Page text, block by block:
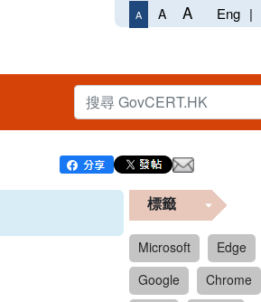
A A A Eng |
標籤
Microsoft
Edge
Google
Chrome